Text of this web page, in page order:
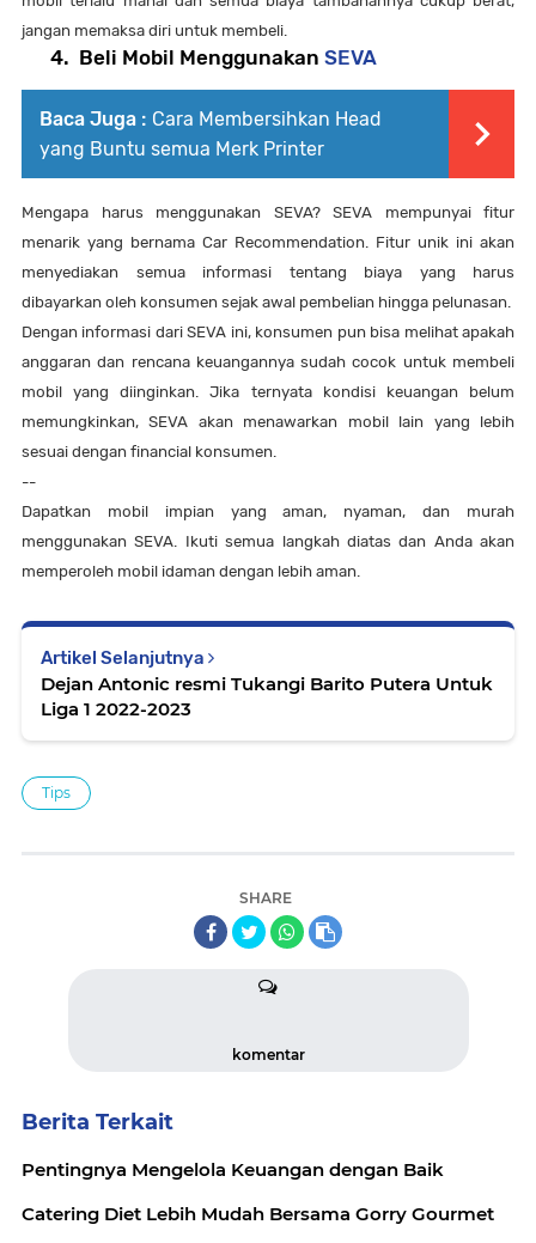
jangan memaksa diri untuk membeli.
4. Beli Mobil Menggunakan SEVA
Baca Juga : Cara Membersihkan Head
yang Buntu semua Merk Printer
Mengapa harus menggunakan SEVA? SEVA mempunyai fitur
menarik yang bernama Car Recommendation. Fitur unik ini akan
menyediakan semua informasi tentang biaya yang harus
dibayarkan oleh konsumen sejak awal pembelian hingga pelunasan.
Dengan informasi dari SEVA ini, konsumen pun bisa melihat apakah
anggaran dan rencana keuangannya sudah cocok untuk membeli
mobil yang diinginkan. Jika ternyata kondisi keuangan belum
memungkinkan, SEVA akan menawarkan mobil lain yang lebih
sesuai dengan financial konsumen.
--
Dapatkan mobil impian yang aman, nyaman, dan murah
menggunakan SEVA. Ikuti semua langkah diatas dan Anda akan
memperoleh mobil idaman dengan lebih aman.
Artikel Selanjutnya
Dejan Antonic resmi Tukangi Barito Putera Untuk
Liga 1 2022-2023
Tips
SHARE
komentar
Berita Terkait
Pentingnya Mengelola Keuangan dengan Baik
Catering Diet Lebih Mudah Bersama Gorry Gourmet